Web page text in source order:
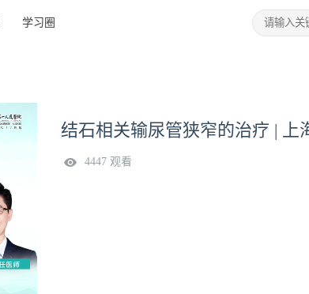
学习圈
结石相关输尿管狭窄的治疗 | 上
4447 观看